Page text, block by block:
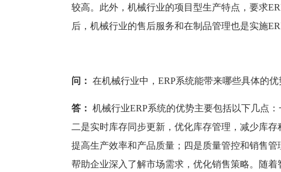
较高。此外，机械行业的项目型生产特点，要求
后，机械行业的售后服务和在制品管理也是实施
问： 在机械行业中，ERP系统能带来哪些具体的优
答： 机械行业ERP系统的优势主要包括以下几点
二是实时库存同步更新，优化库存管理，减少库
提高生产效率和产品质量；四是质量管控和销售
帮助企业深入了解市场需求，优化销售策略。随